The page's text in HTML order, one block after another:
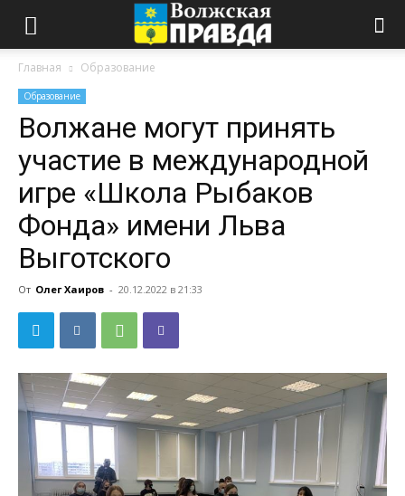
Главная Образование
Образование
Волжане могут принять
участие в международной
игре «Школа Рыбаков
Фонда» имени Льва
Выготского
От Олег Хаиров - 20.12.2022 в 21:33